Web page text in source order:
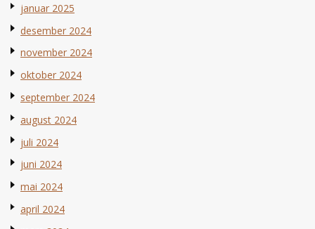
januar 2025
desember 2024
november 2024
oktober 2024
september 2024
august 2024
juli 2024
juni 2024
mai 2024
april 2024